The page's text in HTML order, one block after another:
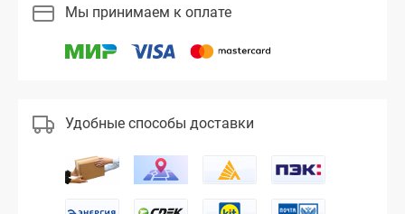
Мы принимаем к оплате
Удобные способы доставки